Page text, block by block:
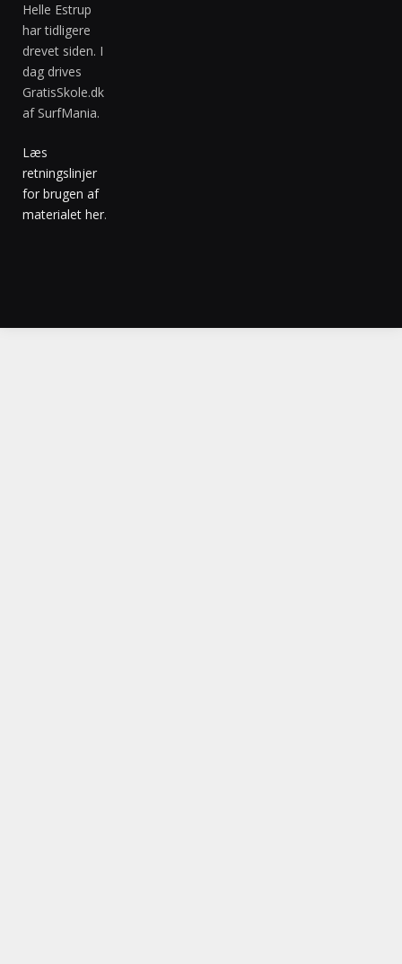
Helle Estrup
har tidligere
drevet siden. I
dag drives
GratisSkole.dk
af SurfMania.
Læs
retningslinjer
for brugen af
materialet her.